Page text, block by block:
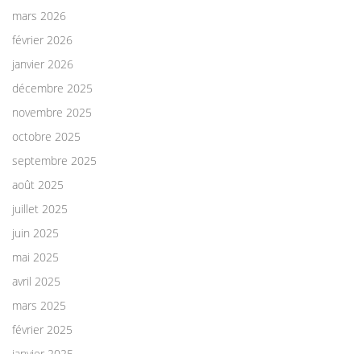
mars 2026
février 2026
janvier 2026
décembre 2025
novembre 2025
octobre 2025
septembre 2025
août 2025
juillet 2025
juin 2025
mai 2025
avril 2025
mars 2025
février 2025